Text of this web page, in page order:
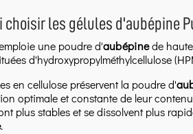
choisir les gélules d'aubépine
une poudre d'aubépinede
d'hydroxypropylméthylcellulose
en cellulose préservent la poudre d'
optimale et constante de leur
plus stables et se dissolvent plus
.